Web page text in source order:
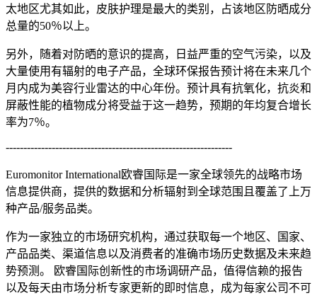
太地区尤其如此，皮肤护理是最大的类别，占该地区防晒成分
总量的50％以上。
另外，随着对防晒的意识的提高，日益严重的空气污染，以及
大量使用有辐射的电子产品，全球环保报告预计将在未来几个
月内成为美容行业雷达的中心年份。预计具有抗氧化，抗炎和
屏蔽性能的植物成分将受益于这一趋势，预期的年均复合增长
率为7％。
----------------------------------------------------------------
Euromonitor International欧睿国际是一家全球领先的战略市场
信息提供商，提供的数据和分析辐射到全球范围且覆盖了上万
种产品/服务品类。
作为一家独立的市场研究机构，通过获取每一个地区、国家、
产品品类、渠道信息以及消费者的准确市场历史数据及未来趋
势预测。 欧睿国际创新性的市场调研产品，值得信赖的报告
以及每天由市场分析专家更新的即时信息，成为每家公司不可